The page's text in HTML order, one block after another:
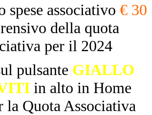
spese associativo € 30
della quota
per il 2024
pulsante GIALLO
in alto in Home
la Quota Associativa